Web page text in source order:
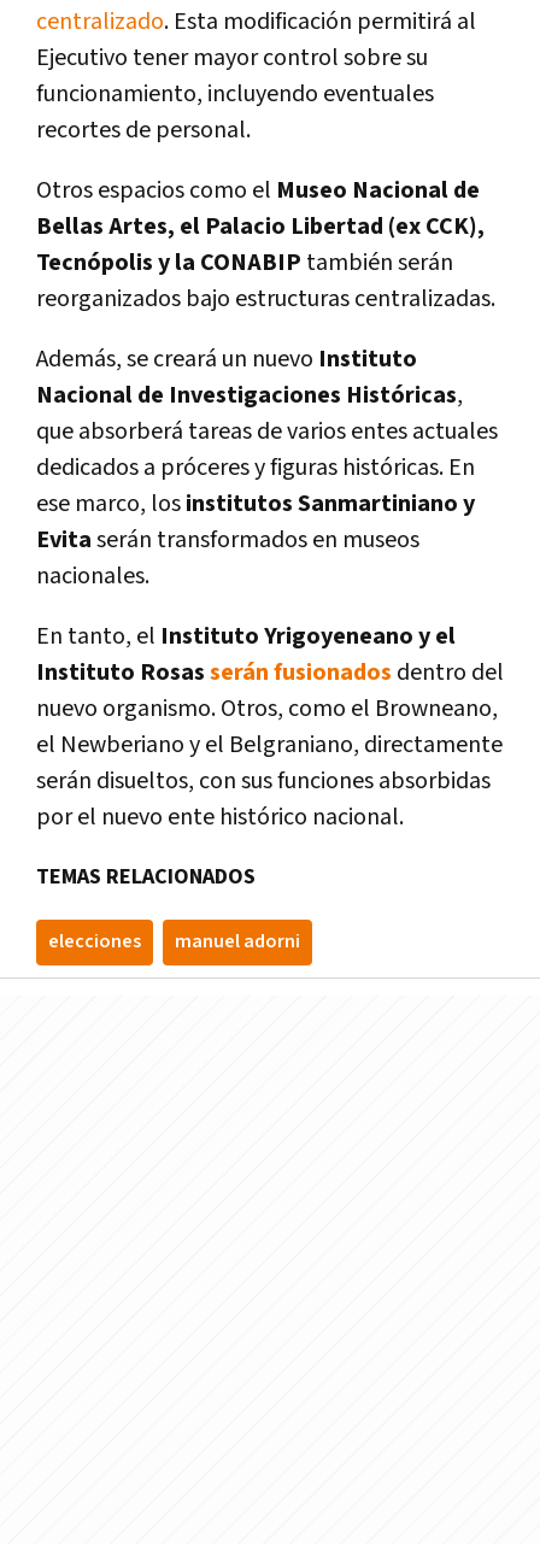
centralizado. Esta modificación permitirá al
Ejecutivo tener mayor control sobre su
funcionamiento, incluyendo eventuales
recortes de personal.
Otros espacios como el Museo Nacional de
Bellas Artes, el Palacio Libertad (ex CCK),
Tecnópolis y la CONABIP también serán
reorganizados bajo estructuras centralizadas.
Además, se creará un nuevo Instituto
Nacional de Investigaciones Históricas,
que absorberá tareas de varios entes actuales
dedicados a próceres y figuras históricas. En
ese marco, losinstitutos Sanmartiniano y
Evitaserán transformados en museos
nacionales.
En tanto, el Instituto Yrigoyeneano y el
Instituto Rosasserán fusionados dentro del
nuevo organismo. Otros, como el Browneano,
el Newberiano y el Belgraniano, directamente
serán disueltos, con sus funciones absorbidas
por el nuevo ente histórico nacional.
TEMAS RELACIONADOS
elecciones manuel adorni